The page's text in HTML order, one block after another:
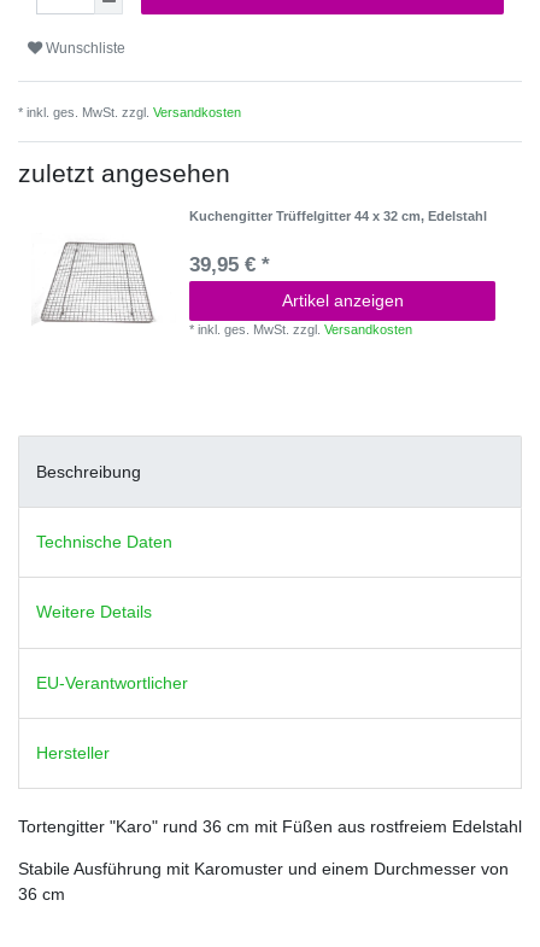
Wunschliste
* inkl. ges. MwSt. zzgl. Versandkosten
zuletzt angesehen
Kuchengitter Trüffelgitter 44 x 32 cm, Edelstahl
39,95 € *
Artikel anzeigen
*inkl. ges. MwSt. zzgl.Versandkosten
Beschreibung
Technische Daten
Weitere Details
EU-Verantwortlicher
Hersteller
Tortengitter "Karo" rund 36 cm mit Füßen aus rostfreiem Edelstahl
Stabile Ausführung mit Karomuster und einem Durchmesser von
36 cm